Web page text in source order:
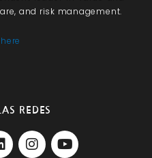
and risk management.
here
REDES
I
n
Y
o